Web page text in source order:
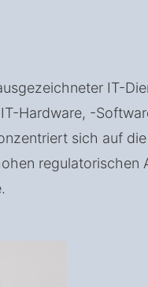
IT-
Hardware, -
sich auf